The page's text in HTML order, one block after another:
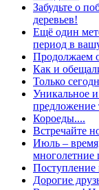
Забудьте о
деревьев!
Ещё один
период в
Продолжаем
Как и
Только
Уникальное
предложение
Короеды....
Встречайте
Июль –
многолетние
Дорогие